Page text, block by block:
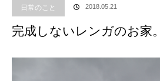
日常のこと 2018.05.21
完成しないレンガのお家。